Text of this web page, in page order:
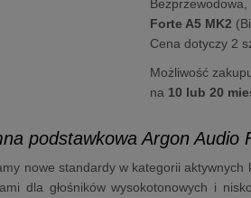
Forte A5 MK2
Cena dotyczy 2
Możliwość
na 10 lub 20
podstawkowa Argon Audio
nowe standardy w kategorii aktywnych
dla głośników wysokotonowych i